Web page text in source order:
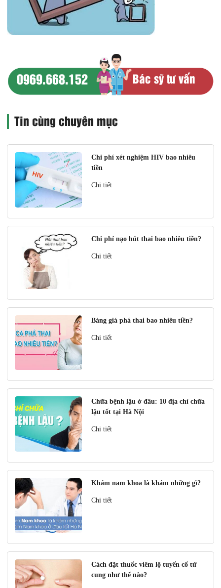
0969.668.152 Bác sỹ tư vấn
Tin cùng chuyên mục
Chi phí xét nghiệm HIV bao nhiêu
tiền
Chi tiết
Chi phí nạo hút thai bao nhiêu tiền?
Chi tiết
Bảng giá phá thai bao nhiêu tiền?
Chi tiết
Chữa bệnh lậu ở đâu: 10 địa chỉ chữa
lậu tốt tại Hà Nội
Chi tiết
Khám nam khoa là khám những gì?
Chi tiết
Cách đặt thuốc viêm lộ tuyến cổ tử
cung như thế nào?